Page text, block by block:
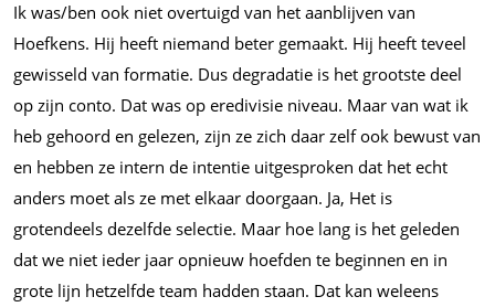
Ik was/ben ook niet overtuigd van het aanblijven van
Hoefkens. Hij heeft niemand beter gemaakt. Hij heeft teveel
gewisseld van formatie. Dus degradatie is het grootste deel
op zijn conto. Dat was op eredivisie niveau. Maar van wat ik
heb gehoord en gelezen, zijn ze zich daar zelf ook bewust van
en hebben ze intern de intentie uitgesproken dat het echt
anders moet als ze met elkaar doorgaan. Ja, Het is
grotendeels dezelfde selectie. Maar hoe lang is het geleden
dat we niet ieder jaar opnieuw hoefden te beginnen en in
grote lijn hetzelfde team hadden staan. Dat kan weleens